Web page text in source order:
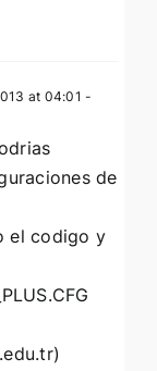
at 04:01 -
de
el codigo y
)